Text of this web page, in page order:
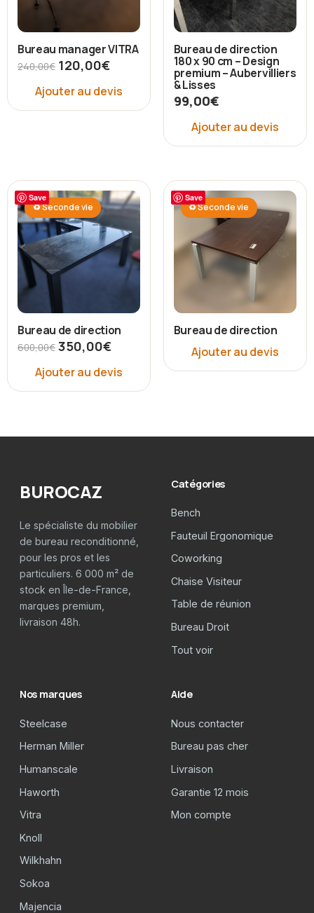
Bureau manager VITRA
240,00€ 120,00€
Ajouter au devis
Bureau de direction
180 x 90 cm – Design
premium – Aubervilliers
& Lisses
99,00€
Ajouter au devis
Save
♻ Seconde vie
Bureau de direction
600,00€ 350,00€
Ajouter au devis
Save
♻ Seconde vie
Bureau de direction
Ajouter au devis
BUROCAZ
Le spécialiste du mobilier
de bureau reconditionné,
pour les pros et les
particuliers. 6 000 m² de
stock en Île-de-France,
marques premium,
livraison 48h.
Catégories
Bench
Fauteuil Ergonomique
Coworking
Chaise Visiteur
Table de réunion
Bureau Droit
Tout voir
Nos marques
Steelcase
Herman Miller
Humanscale
Haworth
Vitra
Knoll
Wilkhahn
Sokoa
Majencia
Aide
Nous contacter
Bureau pas cher
Livraison
Garantie 12 mois
Mon compte